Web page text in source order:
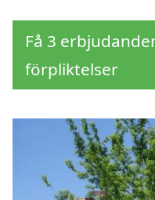
Få 3
förpliktelser